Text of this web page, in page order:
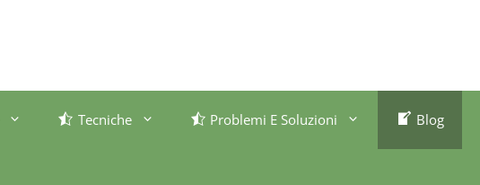
Tecniche Problemi E Soluzioni Blog